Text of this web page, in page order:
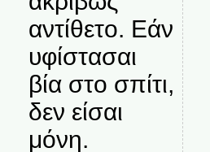
αντίθετο. Εάν
υφίστασαι
βία στο σπίτι,
δεν είσαι
μόνη.